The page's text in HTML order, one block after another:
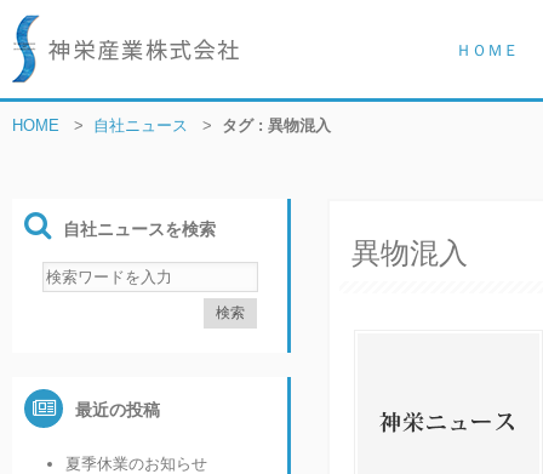
ＨＯＭＥ
HOME > 自社ニュース > タグ : 異物混入
異物混入
自社ニュースを検索
最近の投稿
夏季休業のお知らせ